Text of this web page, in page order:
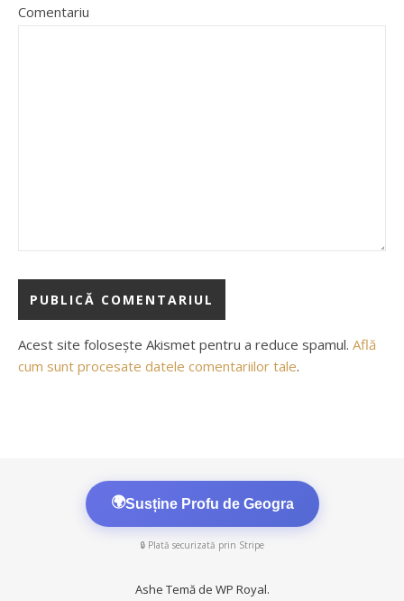
Comentariu
Acest site folosește Akismet pentru a reduce spamul. Află
cum sunt procesate datele comentariilor tale.
🌍Susține Profu de Geogra
🔒 Plată securizată prin Stripe
Ashe Temă de WP Royal.